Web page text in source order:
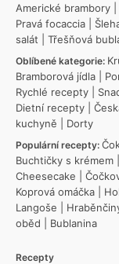
Americké brambory
Pravá focaccia
salát
Třešňová
Oblíbené kategorie:
Bramborová jídla
Rychlé recepty
Dietní recepty
kuchyně
Dorty
Populární recepty:
Buchtičky s krémem
Cheesecake
Koprová omáčka
Langoše
oběd
Bublanina
Recepty